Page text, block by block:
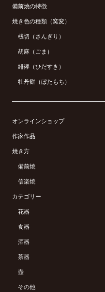
備前焼の特徴
焼き色の種類（窯変）
桟切（さんぎり）
胡麻（ごま）
緋襷（ひだすき）
牡丹餅（ぼたもち）
オンラインショップ
作家作品
焼き方
備前焼
信楽焼
カテゴリー
花器
食器
酒器
茶器
壺
その他